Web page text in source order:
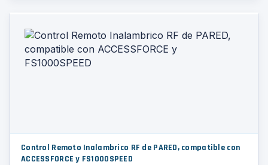
Control Remoto Inalambrico RF de PARED, compatible con
ACCESSFORCE y FS1000SPEED